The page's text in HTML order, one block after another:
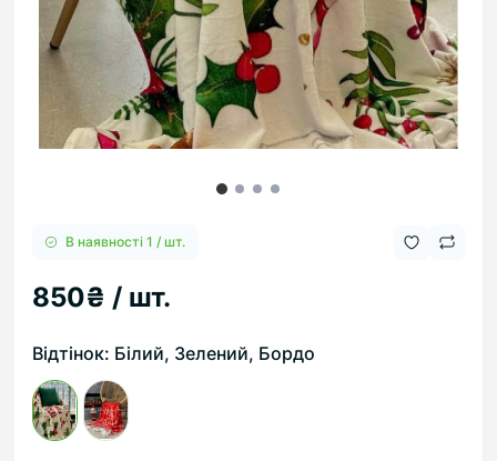
В наявності 1 / шт.
850₴ / шт.
Відтінок: Білий, Зелений, Бордо